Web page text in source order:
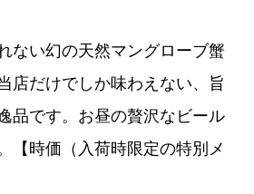
ない幻の天然マングローブ蟹
店だけでしか味わえない、旨
品です。お昼の贅沢なビール
【時価（入荷時限定の特別メ